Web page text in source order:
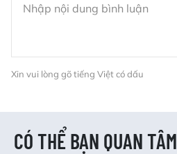
Xin vui lòng gõ tiếng Việt có dấu
CÓ THỂ BẠN QUAN TÂM